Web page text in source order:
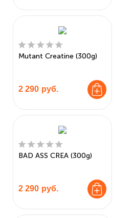
Mutant Creatine (300g)
2 290 руб.
BAD ASS CREA (300g)
2 290 руб.